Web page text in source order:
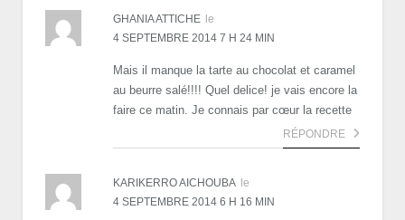
GHANIA ATTICHE le
4 SEPTEMBRE 2014 7 H 24 MIN
Mais il manque la tarte au chocolat et caramel
au beurre salé!!!! Quel delice! je vais encore la
faire ce matin. Je connais par cœur la recette
RÉPONDRE
KARIKERRO AICHOUBA le
4 SEPTEMBRE 2014 6 H 16 MIN